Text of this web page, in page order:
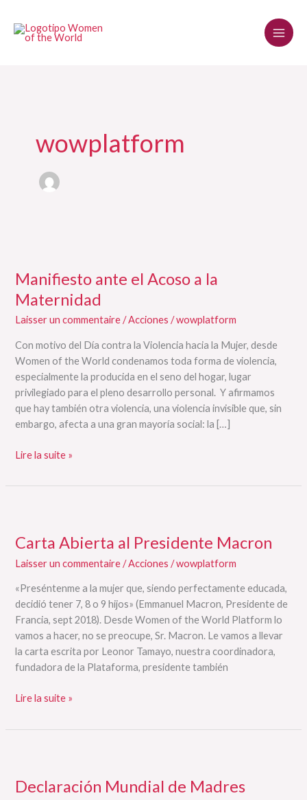
content
wowplatform
Manifiesto ante el Acoso a la
Maternidad
Laisser un commentaire /Acciones /wowplatform
Con motivo del Día contra la Violencia hacia la Mujer, desde
Women of the World condenamos toda forma de violencia,
especialmente la producida en el seno del hogar, lugar
privilegiado para el pleno desarrollo personal. Y afirmamos
que hay también otra violencia, una violencia invisible que, sin
embargo, afecta a una gran mayoría social: la […]
el
Acoso
a
la
Maternidad
Lire la suite »
Carta Abierta al Presidente Macron
Laisser un commentaire /Acciones /wowplatform
«Preséntenme a la mujer que, siendo perfectamente educada,
decidió tener 7, 8 o 9 hijos» (Emmanuel Macron, Presidente de
Francia, sept 2018). Desde Women of the World Platform lo
vamos a hacer, no se preocupe, Sr. Macron. Le vamos a llevar
la carta escrita por Leonor Tamayo, nuestra coordinadora,
fundadora de la Plataforma, presidente también
al
Lire la suite »
Declaración Mundial de Madres
de